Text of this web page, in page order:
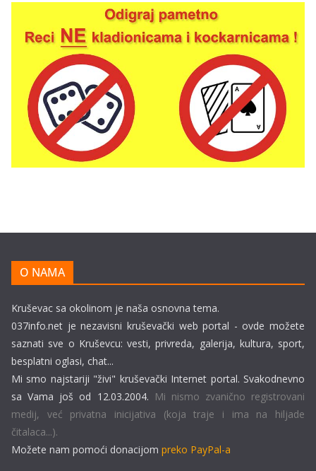
O NAMA
Kruševac sa okolinom je naša osnovna tema.
037info.net je nezavisni kruševački web portal - ovde možete
saznati sve o Kruševcu: vesti, privreda, galerija, kultura, sport,
besplatni oglasi, chat...
Mi smo najstariji "živi" kruševački Internet portal. Svakodnevno
sa Vama još od 12.03.2004. Mi nismo zvanično registrovani
medij, već privatna inicijativa (koja traje i ima na hiljade
čitalaca...).
Možete nam pomoći donacijom preko PayPal-a